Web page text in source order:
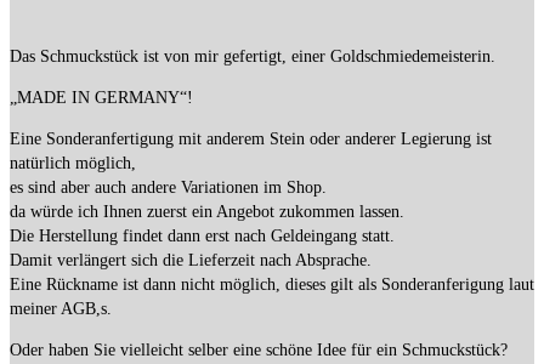
Das Schmuckstück ist von mir gefertigt, einer Goldschmiedemeisterin.
„MADE IN GERMANY“!
Eine Sonderanfertigung mit anderem Stein oder anderer Legierung ist
natürlich möglich,
es sind aber auch andere Variationen im Shop.
da würde ich Ihnen zuerst ein Angebot zukommen lassen.
Die Herstellung findet dann erst nach Geldeingang statt.
Damit verlängert sich die Lieferzeit nach Absprache.
Eine Rückname ist dann nicht möglich, dieses gilt als Sonderanferigung laut
meiner AGB,s.
Oder haben Sie vielleicht selber eine schöne Idee für ein Schmuckstück?